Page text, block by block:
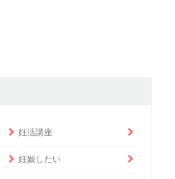
妊活講座
妊娠したい